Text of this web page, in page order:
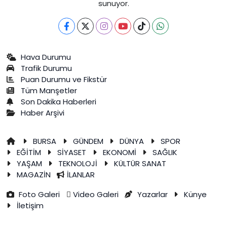
sunuyor.
Hava Durumu
Trafik Durumu
Puan Durumu ve Fikstür
Tüm Manşetler
Son Dakika Haberleri
Haber Arşivi
BURSA GÜNDEM DÜNYA
SPOR
EĞİTİM
SİYASET EKONOMİ
SAĞLIK
YAŞAM
TEKNOLOJİ
KÜLTÜR SANAT
MAGAZİN
İLANLAR
Foto Galeri
Video Galeri Yazarlar
Künye
İletişim